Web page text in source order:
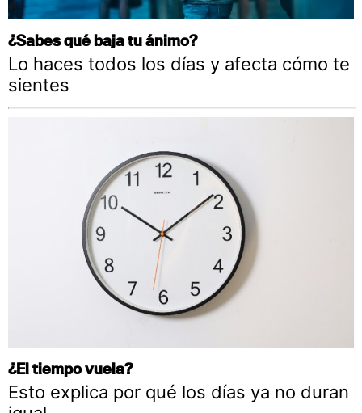
¿Sabes qué baja tu ánimo?
Lo haces todos los días y afecta cómo te
sientes
¿El tiempo vuela?
Esto explica por qué los días ya no duran